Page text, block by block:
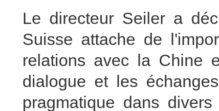
Le directeur Seiler a
Suisse attache de
relations avec la Chine
dialogue et les
pragmatique dans